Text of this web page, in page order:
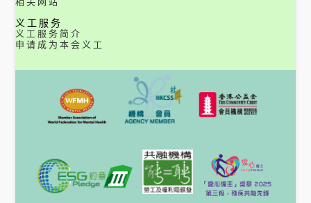
义工服务
义工服务简介
申请成为本会义工